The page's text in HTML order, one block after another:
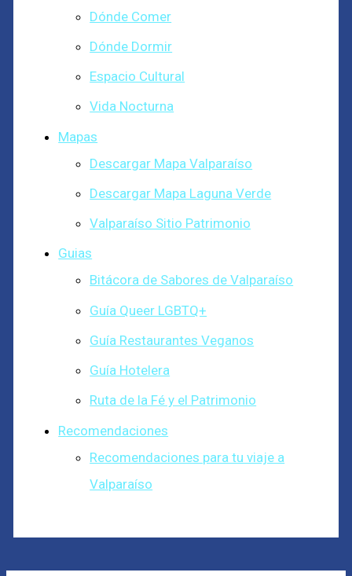
Dónde Comer
Dónde Dormir
Espacio Cultural
Vida Nocturna
Mapas
Descargar Mapa Valparaíso
Descargar Mapa Laguna Verde
Valparaíso Sitio Patrimonio
Guias
Bitácora de Sabores de Valparaíso
Guía Queer LGBTQ+
Guía Restaurantes Veganos
Guía Hotelera
Ruta de la Fé y el Patrimonio
Recomendaciones
Recomendaciones para tu viaje a
Valparaíso